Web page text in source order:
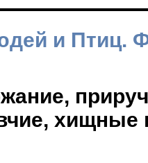
и Птиц.
хищные